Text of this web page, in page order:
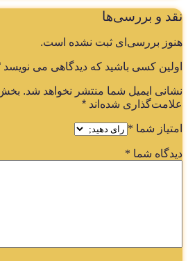
و بررسی‌ها
بررسی‌ای ثبت نشده است.
کسی باشید که دیدگاهی می نویسد
ایمیل شما منتشر نخواهد شد.
شده‌اند *
شما*
شما*